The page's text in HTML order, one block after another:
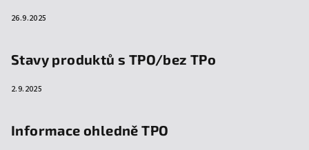
26.9.2025
Stavy produktů s TPO/bez TPo
2.9.2025
Informace ohledně TPO